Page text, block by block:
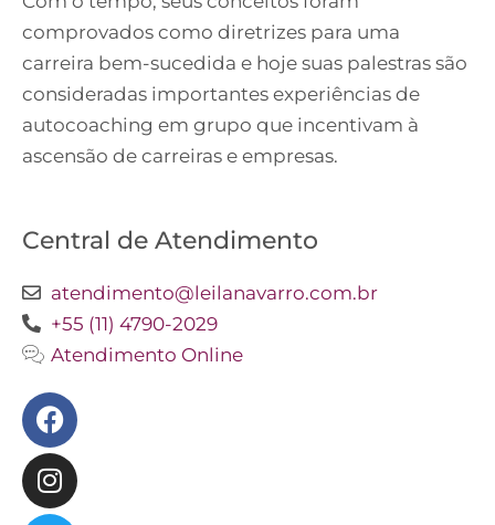
comprovados como diretrizes para uma
carreira bem-sucedida e hoje suas palestras são
consideradas importantes experiências de
autocoaching em grupo que incentivam à
ascensão de carreiras e empresas.
Central de Atendimento
atendimento@leilanavarro.com.br
+55 (11) 4790-2029
Atendimento Online
Facebook
Instagram
Twitter
Youtube
Linkedin
Slideshare